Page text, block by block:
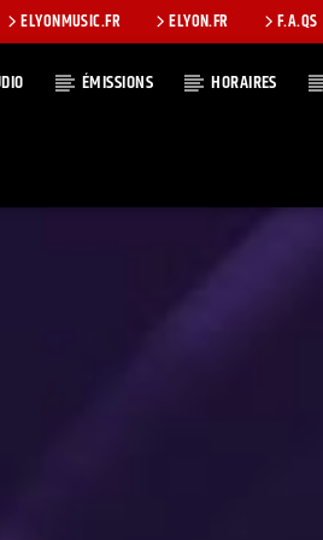
ELYONMUSIC.FR ELYON.FR F.A.QS
ÉMISSIONS HORAIRES